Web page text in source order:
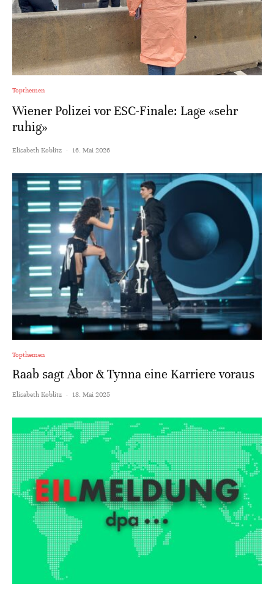
Topthemen
Wiener Polizei vor ESC-Finale: Lage «sehr
ruhig»
Elisabeth Koblitz · 16. Mai 2026
Topthemen
Raab sagt Abor & Tynna eine Karriere voraus
Elisabeth Koblitz · 18. Mai 2025